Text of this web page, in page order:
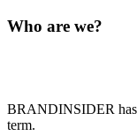
Who are we?
BRANDINSIDER has
term.